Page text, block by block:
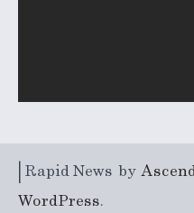
| Rapid News by
WordPress.